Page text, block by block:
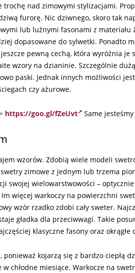
trochę nad zimowymi stylizacjami.
furorę. Nic dziwnego, skoro tak
lub luźnymi fasonami z materiału
dopasowane do sylwetki. Ponadto
pewną cechą, która wyróżnia je
wzory na dzianinie. Szczególnie
paski. Jednak innych możliwości
czy ażurowe.
https://goo.gl/fZeUvt Same
wzorów. Zdobią wiele modeli
zimowe z jednym lub trzema
swojej wielowarstwowości –
więcej warkoczy na powierzchni
wzór rzadko zdobi cały sweter.
gładka dla przeciwwagi. Takie
klasyczne fasony oraz okrągłe
kojarzą się z bardzo ciepłą
chłodne miesiące. Warkocze na